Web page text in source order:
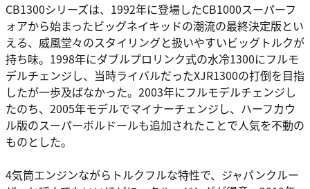
CB1300シリーズは、1992年に登場したCB1000スーパーフ
ォアから始まったビッグネイキッドの潮流の最終決定版とい
える、威風堂々のスタイリングと扱いやすいビッグトルクが
持ち味。1998年にダブルプロリンク式の水冷1300にフルモ
デルチェンジし、当時ライバルだったXJR1300の打倒を目指
したが一歩及ばなかった。2003年にフルモデルチェンジし
たのち、2005年モデルでマイナーチェンジし、ハーフカウ
ル版のスーパーボルドールも追加されたことで人気を不動の
ものとした。
4気筒エンジンながらトルクフルな特性で、ジャパンクルー